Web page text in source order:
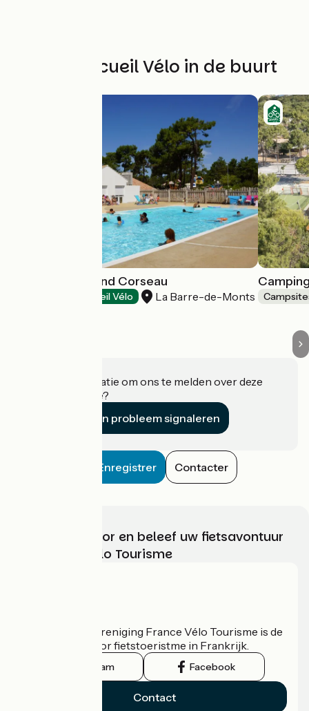
Andere Accueil Vélo in de buurt
Camping le Grand Corseau
Accueil Vélo La Barre-de-Monts
Heeft u informatie om ons te melden over deze
accommodatie?
Een probleem signaleren
Enregistrer Contacter
Kies, bereid voor en beleef uw fietsavontuur
met France Vélo Tourisme
De nationale vereniging France Vélo Tourisme is de
officiële gids voor fietstoeristme in Frankrijk.
Instagram Facebook
Contact